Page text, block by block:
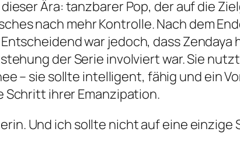
Ära: tanzbarer Pop, der auf die
nach mehr Kontrolle. Nach dem
war jedoch, dass
der Serie involviert war. Sie
– sie sollte intelligent, fähig und ein
ihrer Emanzipation.
Und ich sollte nicht auf eine